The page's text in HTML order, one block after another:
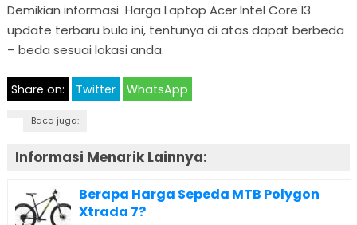
Demikian informasi Harga Laptop Acer Intel Core I3
update terbaru bula ini, tentunya di atas dapat berbeda
– beda sesuai lokasi anda.
Share on: Twitter WhatsApp
Baca juga:
Informasi Menarik Lainnya:
Berapa Harga Sepeda MTB Polygon
Xtrada 7?